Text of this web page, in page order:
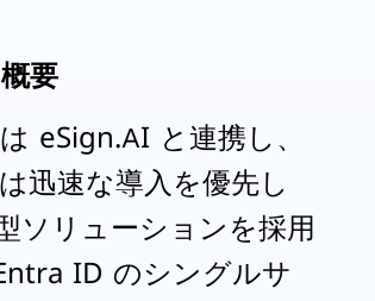
要
eSign.AI と連携し、
迅速な導入を優先し
ソリューションを採用
ID のシングルサ